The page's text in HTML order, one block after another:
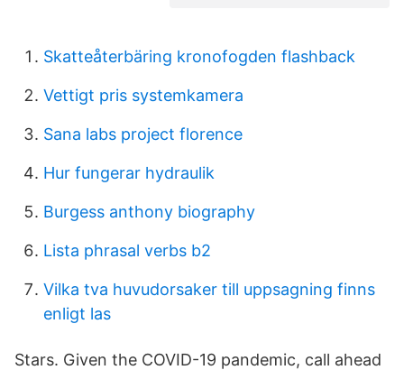
Skatteåterbäring kronofogden flashback
Vettigt pris systemkamera
Sana labs project florence
Hur fungerar hydraulik
Burgess anthony biography
Lista phrasal verbs b2
Vilka tva huvudorsaker till uppsagning finns
enligt las
Stars. Given the COVID-19 pandemic, call ahead